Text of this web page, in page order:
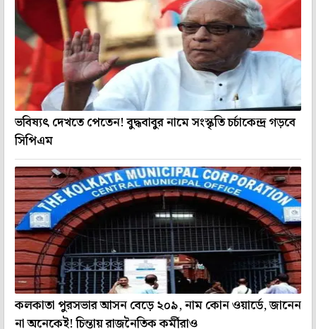
ভবিষ্যৎ দেখতে পেতেন! বুদ্ধবাবুর নামে সংস্কৃতি চর্চাকেন্দ্র গড়বে
সিপিএম
কলকাতা পুরসভার আসন বেড়ে ২০৯, নাম কোন ওয়ার্ডে, জানেন
না অনেকেই! চিন্তায় রাজনৈতিক কর্মীরাও